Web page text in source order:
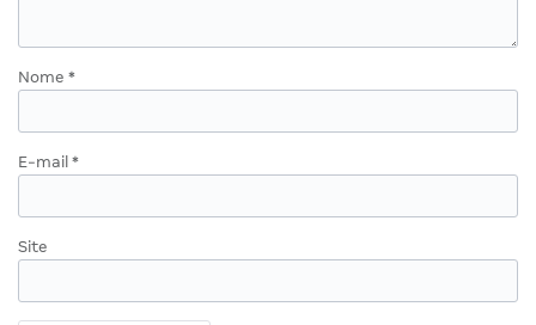
Nome *
E-mail *
Site